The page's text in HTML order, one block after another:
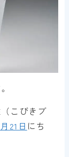
こびきブ
21日 にち